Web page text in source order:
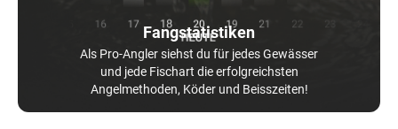
Fangstatistiken
Als Pro-Angler siehst du für jedes Gewässer
und jede Fischart die erfolgreichsten
Angelmethoden, Köder und Beisszeiten!